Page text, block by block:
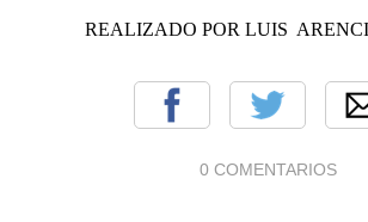
REALIZADO POR LUIS
0 COMENTARIOS